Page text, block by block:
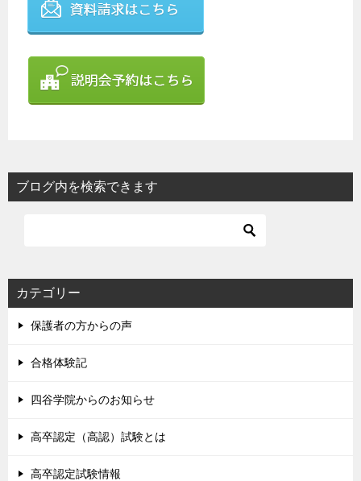
ブログ内を検索できます
カテゴリー
保護者の方からの声
合格体験記
四谷学院からのお知らせ
高卒認定（高認）試験とは
高卒認定試験情報